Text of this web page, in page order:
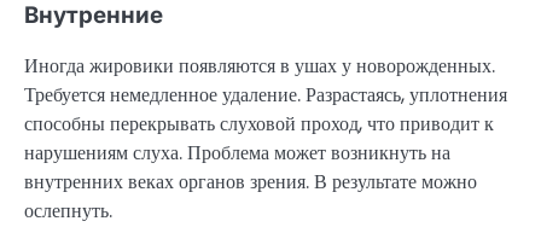
Внутренние
Иногда жировики появляются в ушах у новорожденных.
Требуется немедленное удаление. Разрастаясь, уплотнения
способны перекрывать слуховой проход, что приводит к
нарушениям слуха. Проблема может возникнуть на
внутренних веках органов зрения. В результате можно
ослепнуть.